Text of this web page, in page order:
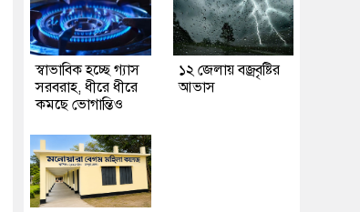
স্বাভাবিক হচ্ছে গ্যাস
সরবরাহ, ধীরে ধীরে
কমছে ভোগান্তিও
১২ জেলায় বজ্রবৃষ্টির
আভাস